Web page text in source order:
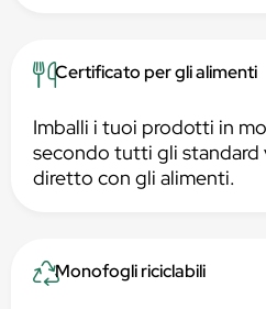
Certificato per gli alimenti
Imballi i tuoi prodotti in
secondo tutti gli
diretto con gli alimenti.
Monofogli riciclabili